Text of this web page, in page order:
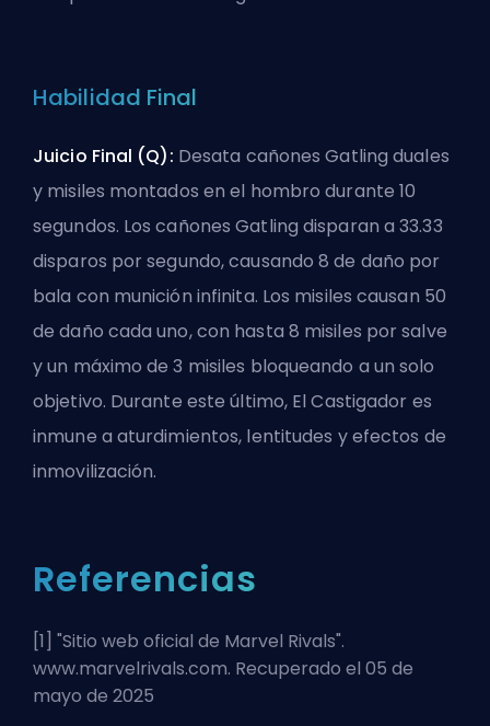
Habilidad Final
Juicio Final (Q): Desata cañones Gatling duales
y misiles montados en el hombro durante 10
segundos. Los cañones Gatling disparan a 33.33
disparos por segundo, causando 8 de daño por
bala con munición infinita. Los misiles causan 50
de daño cada uno, con hasta 8 misiles por salve
y un máximo de 3 misiles bloqueando a un solo
objetivo. Durante esteúltimo, El Castigador es
inmune a aturdimientos, lentitudes y efectos de
inmovilización.
Referencias
[1] "Sitio web oficial de Marvel Rivals".
www.marvelrivals.com. Recuperado el 05 de
mayo de 2025